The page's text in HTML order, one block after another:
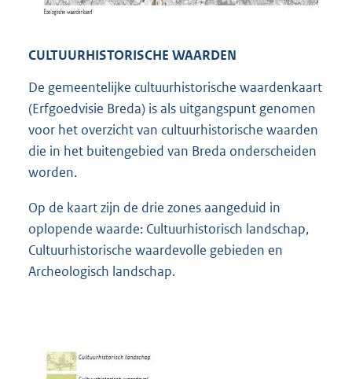
CULTUURHISTORISCHE WAARDEN
De gemeentelijke cultuurhistorische waardenkaart
(Erfgoedvisie Breda) is als uitgangspunt genomen
voor het overzicht van cultuurhistorische waarden
die in het buitengebied van Breda onderscheiden
worden.
Op de kaart zijn de drie zones aangeduid in
oplopende waarde: Cultuurhistorisch landschap,
Cultuurhistorische waardevolle gebieden en
Archeologisch landschap.